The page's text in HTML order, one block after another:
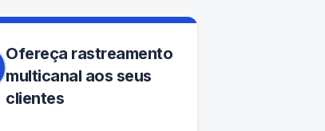
Ofereça rastreamento
multicanal aos seus
clientes